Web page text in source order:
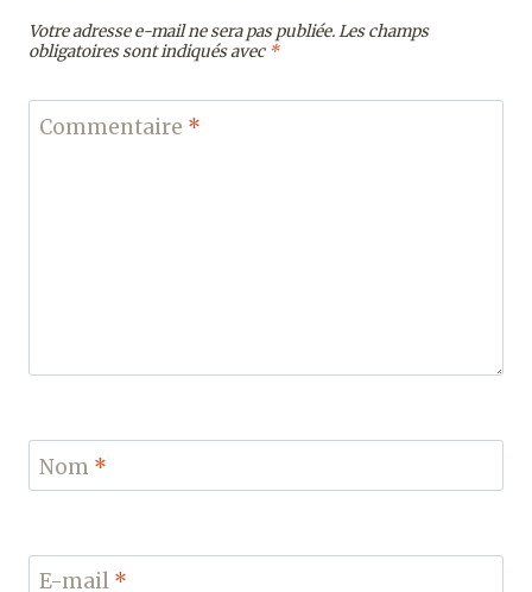
Votre adresse e-mail ne sera pas publiée.Les champs
obligatoires sont indiqués avec *
Commentaire *
Nom *
E-mail *